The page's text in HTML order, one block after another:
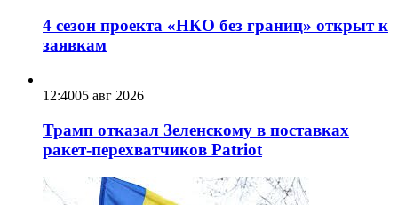
4 сезон проекта «НКО без границ» открыт к
заявкам
12:4005 авг 2026
Трамп отказал Зеленскому в поставках
ракет-перехватчиков Patriot